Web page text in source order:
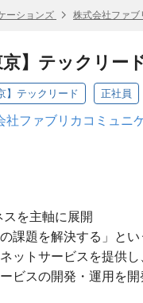
ーションズ 株式会社ファブ
京】テックリー
】テックリード 正社員
社ファブリカコミュニ
を主軸に展開
課題を解決する」と
ットサービスを提供
ビスの開発・運用を